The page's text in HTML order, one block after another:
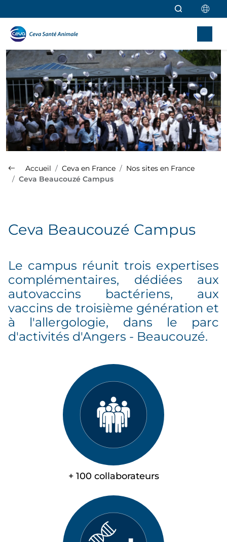
Accueil Ceva en France
Nos sites en France
Ceva Beaucouzé Campus
Ceva Beaucouzé Campus
Le campus réunit trois expertises
complémentaires, dédiées aux
autovaccins bactériens, aux
vaccins de troisième génération et
à l'allergologie, dans le parc
d'activités d'Angers - Beaucouzé.
+ 100 collaborateurs